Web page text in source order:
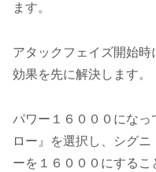
ます。
アタックフェイズ開始
効果を先に解決します。
パワー１６０００にな
ロー』を選択し、シグ
ーを１６０００にする